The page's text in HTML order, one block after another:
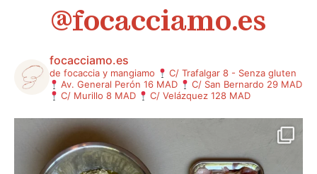
@focacciamo.es
focacciamo.es
de focaccia y mangiamo
C/ Trafalgar 8 - Senza gluten
Av. General Perón 16 MAD
C/ San Bernardo 29 MAD
C/ Murillo 8 MAD
C/ Velázquez 128 MAD